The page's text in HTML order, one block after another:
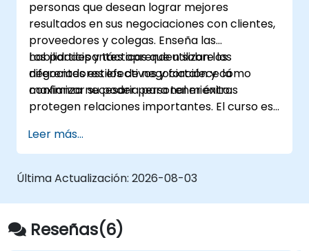
personas que desean lograr mejores
resultados en sus negociaciones con clientes,
proveedores y colegas. Enseña las
habilidades y tácticas que utilizan los
negociadores efectivos y fortalece la
confianza necesaria para tener éxito.
Los participantes aprenden sobre los
diferentes estilos de negociación y cómo
maximizar su poder personal mientras
protegen relaciones importantes. El curso es
conferencias, discusiones, coaching y
ejercicios prácticos.
Leer más...
Última Actualización: 2026-08-03
Reseñas(6)